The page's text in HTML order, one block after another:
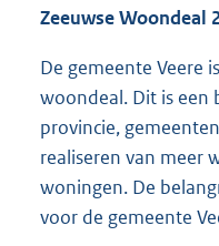
Zeeuwse Woondeal
De gemeente Veere
woondeal. Dit is een
provincie,
realiseren van meer
woningen. De
voor de gemeente